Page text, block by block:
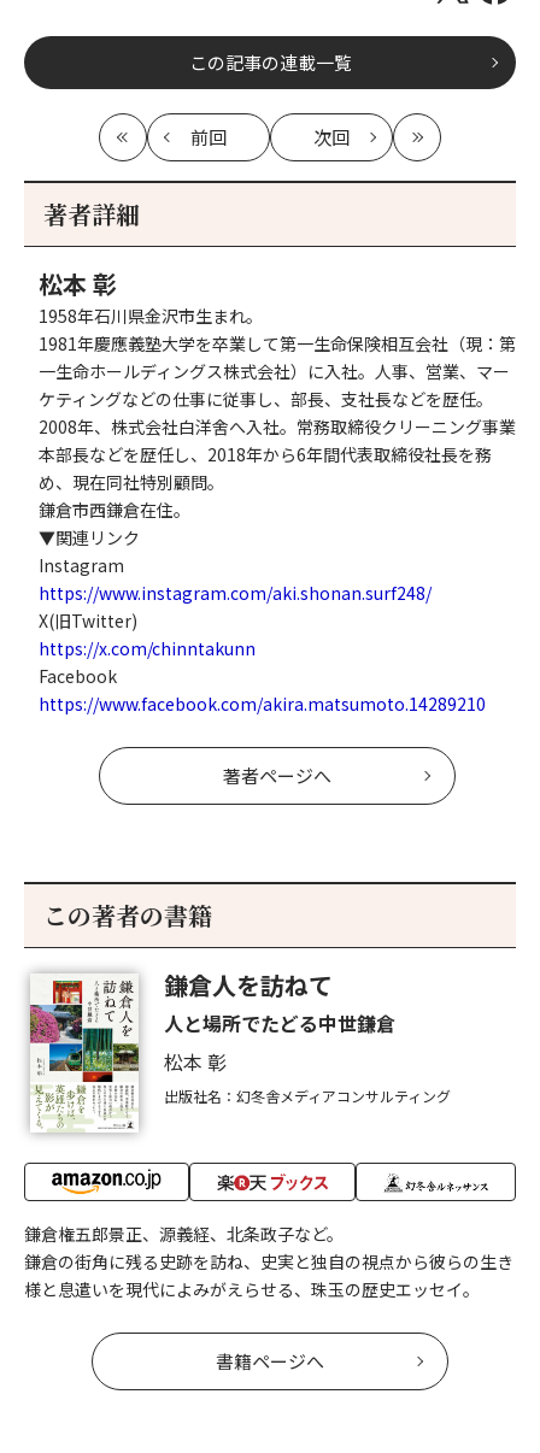
この記事の連載一覧
最
初
前回
記
次回
記
最
新
著者詳細
松本 彰
1958年石川県金沢市生まれ。
1981年慶應義塾大学を卒業して第一生命保険相互会社（現：第
一生命ホールディングス株式会社）に入社。人事、営業、マー
ケティングなどの仕事に従事し、部長、支社長などを歴任。
2008年、株式会社白洋舍へ入社。常務取締役クリーニング事業
本部長などを歴任し、2018年から6年間代表取締役社長を務
め、現在同社特別顧問。
鎌倉市西鎌倉在住。
▼関連リンク
Instagram
https://www.instagram.com/aki.shonan.surf248/
X(旧Twitter)
https://x.com/chinntakunn
Facebook
https://www.facebook.com/akira.matsumoto.14289210
著者ページへ
この著者の書籍
鎌倉人を訪ねて
人と場所でたどる中世鎌倉
松本 彰
出版社名：幻冬舎メディアコンサルティング
鎌倉権五郎景正、源義経、北条政子など。
鎌倉の街角に残る史跡を訪ね、史実と独自の視点から彼らの生き
様と息遣いを現代によみがえらせる、珠玉の歴史エッセイ。
書籍ページへ